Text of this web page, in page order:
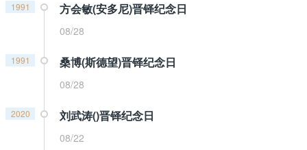
1991 方会敏(安多尼)晋铎纪念日
08/28
1991 桑博(斯德望)晋铎纪念日
08/28
2020 刘武涛()晋铎纪念日
08/22